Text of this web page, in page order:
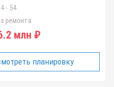
- 54
ремонта
млн ₽
планировку